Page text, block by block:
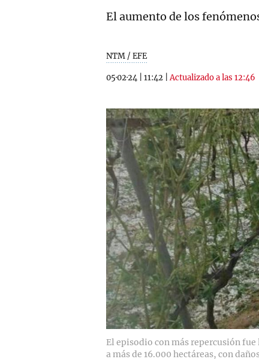
El aumento de los
NTM / EFE
05·02·24 11:42 |Actualizado a las 12:46
El episodio con más repercusión
a más de 16.000 hectáreas, con